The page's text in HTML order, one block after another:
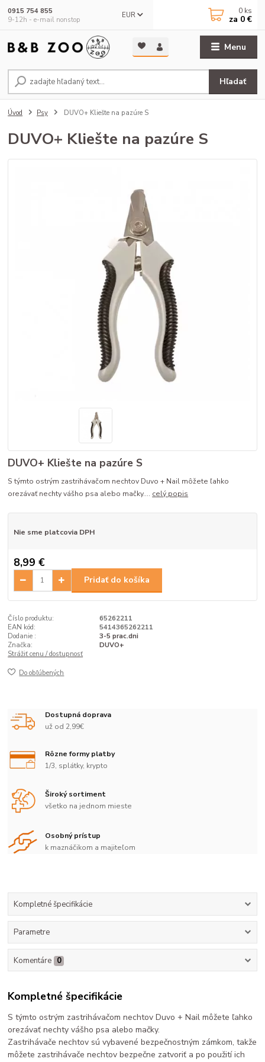
Menu
EUR
Hľadať
0915 754 855
9-12h - e-mail nonstop
0 ks
za 0 €
Úvod Psy DUVO+ Kliešte na pazúre S
DUVO+ Kliešte na pazúre S
DUVO+ Kliešte na pazúre S
S týmto ostrým zastrihávačom nechtov Duvo + Nail môžete ľahko
orezávať nechty vášho psa alebo mačky.... celý popis
Nie sme platcovia DPH
8,99 €
Pridať do košíka
Číslo produktu:
65262211
EAN kód:
5414365262211
Dodanie :
3-5 prac.dni
Značka:
DUVO+
Strážiť cenu / dostupnosť
Do obľúbených
Dostupná doprava
už od 2,99€
Rôzne formy platby
1/3, splátky, krypto
Široký sortiment
všetko na jednom mieste
Osobný prístup
k maznáčikom a majiteľom
Kompletné špecifikácie
Parametre
Komentáre 0
Kompletné špecifikácie
S týmto ostrým zastrihávačom nechtov Duvo + Nail môžete ľahko
orezávať nechty vášho psa alebo mačky.
Zastrihávače nechtov sú vybavené bezpečnostným zámkom, takže
môžete zastrihávače nechtov bezpečne zatvoriť a po použití ich